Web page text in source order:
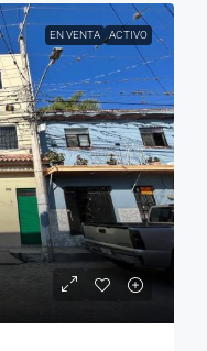
EN VENTA ACTIVO